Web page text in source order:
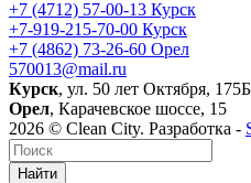
+7 (4712) 57-00-13 Курск
+7-919-215-70-00 Курск
+7 (4862) 73-26-60 Орел
570013@mail.ru
Курск, ул. 50 лет Октября, 175Б
Орел, Карачевское шоссе, 15
2026 © Clean City. Разработка -
Найти